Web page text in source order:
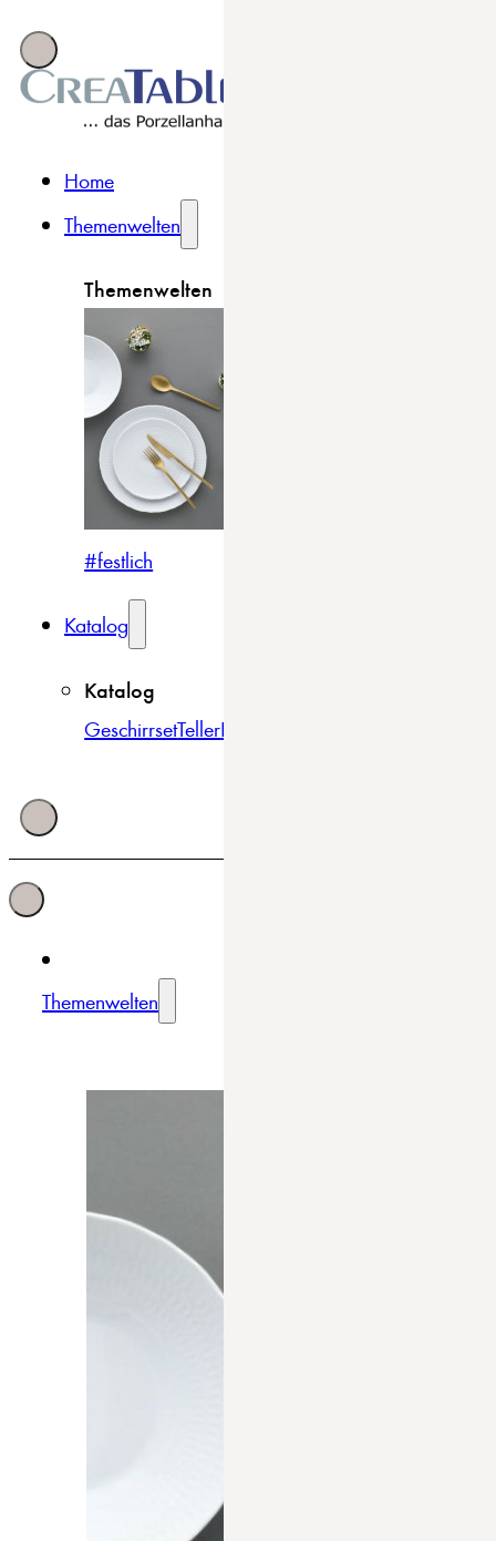
Home
Themenwelten
Themenwelten
#festlich
Katalog
Katalog
GeschirrsetTellerBowls & Schüsseln
Themenwelten